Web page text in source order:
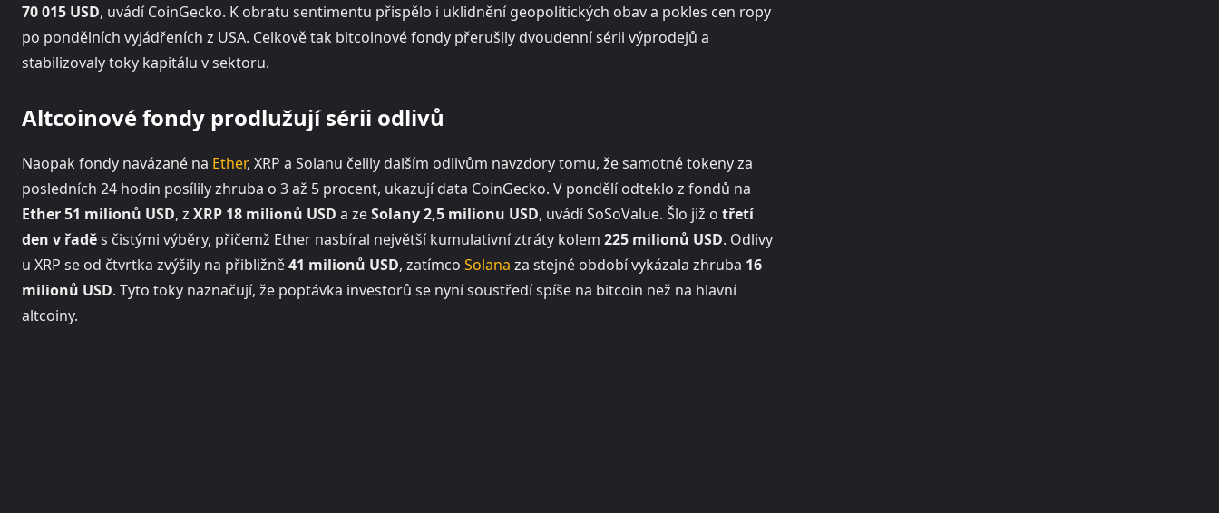
70 015 USD, uvádí CoinGecko. K obratu sentimentu přispělo i uklidnění geopolitických obav a pokles cen ropy
po pondělních vyjádřeních z USA. Celkově tak bitcoinové fondy přerušily dvoudenní sérii výprodejů a
stabilizovaly toky kapitálu v sektoru.
Altcoinové fondy prodlužují sérii odlivů
Naopak fondy navázané na Ether, XRP a Solanu čelily dalším odlivům navzdory tomu, že samotné tokeny za
posledních 24 hodin posílily zhruba o 3 až 5 procent, ukazují data CoinGecko. V pondělí odteklo z fondů na
Ether 51 milionů USD, z XRP 18 milionů USD a zeSolany 2,5 milionu USD, uvádí SoSoValue. Šlo již o třetí
den v řaděs čistými výběry, přičemž Ether nasbíral největší kumulativní ztráty kolem 225 milionů USD. Odlivy
u XRP se od čtvrtka zvýšily na přibližně41 milionů USD, zatímco Solana za stejné období vykázala zhruba 16
milionů USD. Tyto toky naznačují, že poptávka investorů se nyní soustředí spíše na bitcoin než na hlavní
altcoiny.